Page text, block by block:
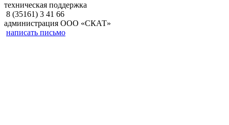
техническая поддержка
8 (35161) 3 41 66
администрация ООО «СКАТ»
написать письмо